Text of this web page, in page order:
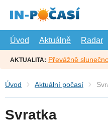
hlavní
Úvod
Aktuálně Radar
AKTUALITA: Převážně
Úvod Aktuální počasí
Svratka